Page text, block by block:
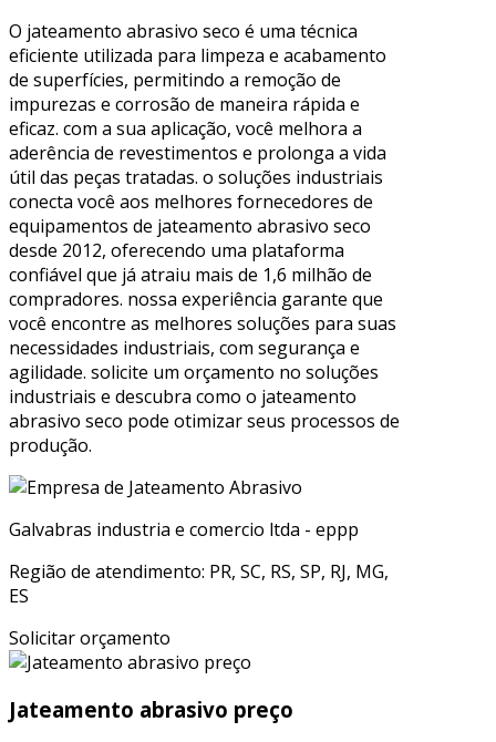
O jateamento abrasivo seco é uma técnica
eficiente utilizada para limpeza e acabamento
de superfícies, permitindo a remoção de
impurezas e corrosão de maneira rápida e
eficaz. com a sua aplicação, você melhora a
aderência de revestimentos e prolonga a vida
útil das peças tratadas. o soluções industriais
conecta você aos melhores fornecedores de
equipamentos de jateamento abrasivo seco
desde 2012, oferecendo uma plataforma
confiável que já atraiu mais de 1,6 milhão de
compradores. nossa experiência garante que
você encontre as melhores soluções para suas
necessidades industriais, com segurança e
agilidade. solicite um orçamento no soluções
industriais e descubra como o jateamento
abrasivo seco pode otimizar seus processos de
produção.
Galvabras industria e comercio ltda - eppp
Região de atendimento: PR, SC, RS, SP, RJ, MG,
ES
Solicitar orçamento
Jateamento abrasivo preço